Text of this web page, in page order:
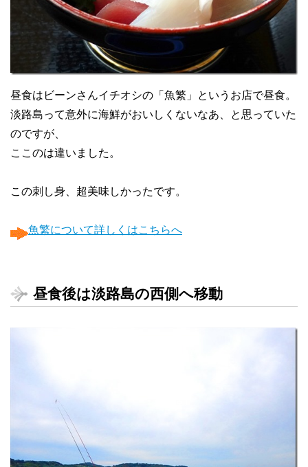
昼食はビーンさんイチオシの「魚繁」というお店で昼食。
淡路島って意外に海鮮がおいしくないなあ、と思っていた
のですが、
ここのは違いました。
この刺し身、超美味しかったです。
魚繁について詳しくはこちらへ
昼食後は淡路島の西側へ移動